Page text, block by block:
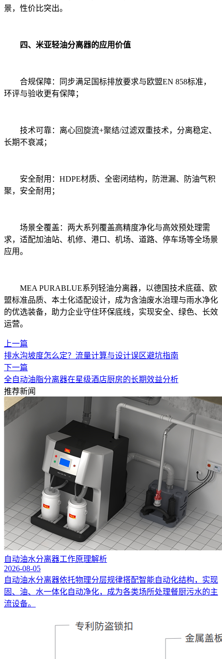
景，性价比突出。
四、米亚轻油分离器的应用价值
合规保障：同步满足国标排放要求与欧盟EN 858标准，
环评与验收更有保障；
技术可靠：离心回旋流+聚结/过滤双重技术，分离稳定、
长期不衰减；
安全耐用：HDPE材质、全密闭结构，防泄漏、防油气积
聚，安全耐用；
场景全覆盖：两大系列覆盖高精度净化与高效预处理需
求，适配加油站、机修、港口、机场、道路、停车场等全场景
应用。
MEA PURABLUE系列轻油分离器，以德国技术底蕴、欧
盟标准品质、本土化适配设计，成为含油废水治理与雨水净化
的优选装备，助力企业守住环保底线，实现安全、绿色、长效
运营。
上一篇
排水沟坡度怎么定？流量计算与设计误区避坑指南
下一篇
全自动油脂分离器在星级酒店厨房的长期效益分析
推荐新闻
自动油水分离器工作原理解析
2026-08-05
自动油水分离器依托物理分层规律搭配智能自动化结构，实现
固、油、水一体化自动净化，成为各类场所处理餐厨污水的主
流设备。